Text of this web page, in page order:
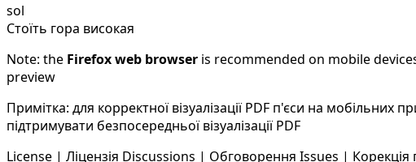
sol
Стоїть гора високая
Note: the Firefox web browser is recommended on mobile
preview
Примітка: для корректної візуалізації PDF п'єси на мобільних
підтримувати безпосередньої візуалізації PDF
License | Ліцензія Discussions | Обговорення Issues | Корекція